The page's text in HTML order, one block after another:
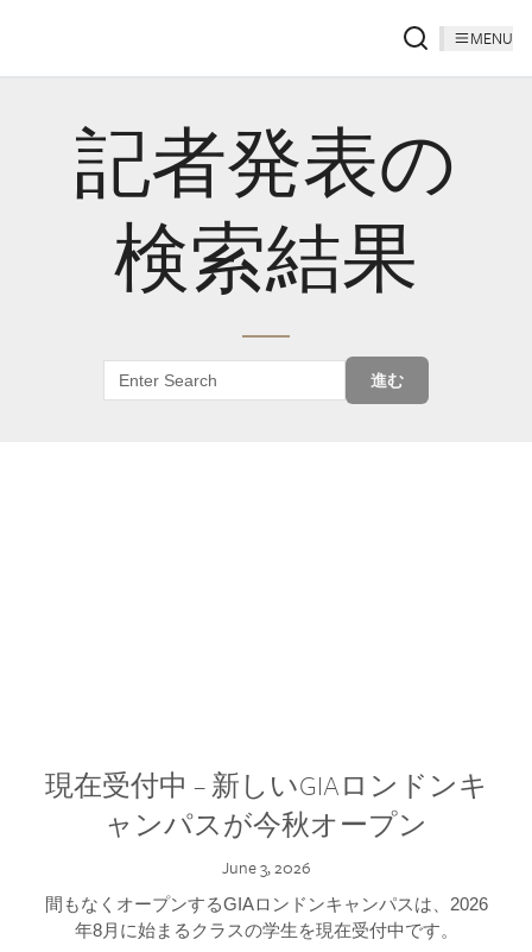
MENU
記者発表の
検索結果
進む
現在受付中 – 新しいGIAロンドンキ
ャンパスが今秋オープン
June 3, 2026
間もなくオープンするGIAロンドンキャンパスは、2026
年8月に始まるクラスの学生を現在受付中です。